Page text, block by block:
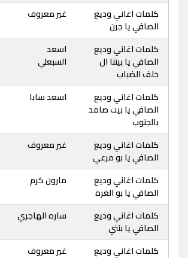
كلمات اغاني وديع
الصافي يا جرن
غير معروف
كلمات اغاني وديع
الصافي يا بيتنا ال
خلف الضباب
اسعد
السبعلي
كلمات اغاني وديع
الصافي يا بيت صامد
بالجنوب
اسعد سابا
كلمات اغاني وديع
الصافي يا بو مرعي
غير معروف
كلمات اغاني وديع
الصافي يا بو الغره
مارون كرم
كلمات اغاني وديع
الصافي يا بنتي
ساره الهاجري
كلمات اغاني وديع
غير معروف